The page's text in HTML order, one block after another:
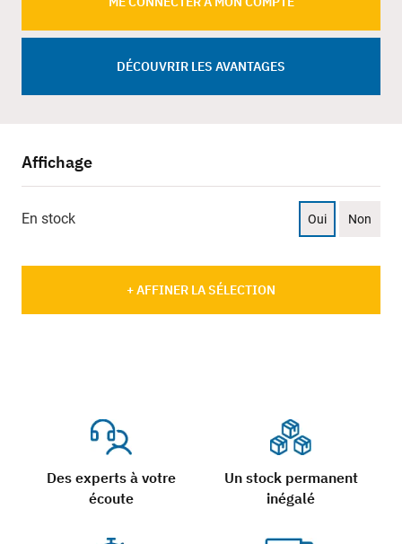
DÉCOUVRIR LES AVANTAGES
Affichage
En stock Oui Non
+ AFFINER LA SÉLECTION
Des experts à votre
écoute
Un stock permanent
inégalé